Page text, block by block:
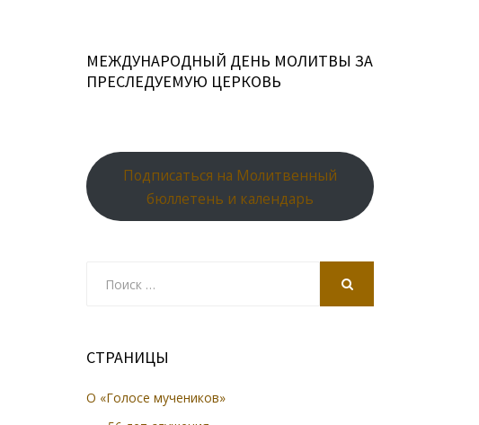
МЕЖДУНАРОДНЫЙ ДЕНЬ МОЛИТВЫ ЗА
ПРЕСЛЕДУЕМУЮ ЦЕРКОВЬ
Подписаться на Молитвенный
бюллетень и календарь
СТРАНИЦЫ
О «Голосе мучеников»